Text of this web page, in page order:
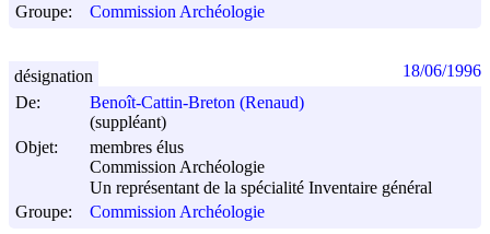
Groupe:
Commission Archéologie
De:
Benoît-Cattin-Breton (Renaud)
(suppléant)
Objet:
membres élus
Commission Archéologie
Un représentant de la spécialité Inventaire général
Groupe:
Commission Archéologie
désignation 18/06/1996